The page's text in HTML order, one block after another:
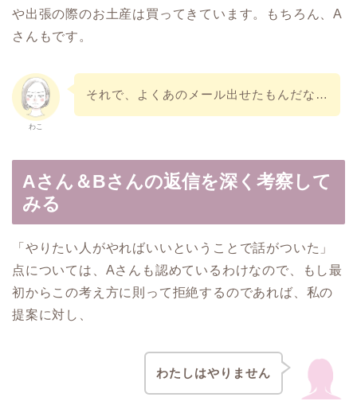
や出張の際のお土産は買ってきています。もちろん、A
さんもです。
わこ
それで、よくあのメール出せたもんだな…
Aさん＆Bさんの返信を深く考察して
みる
「やりたい人がやればいいということで話がついた」
点については、Aさんも認めているわけなので、もし最
初からこの考え方に則って拒絶するのであれば、私の
提案に対し、
わたしはやりません